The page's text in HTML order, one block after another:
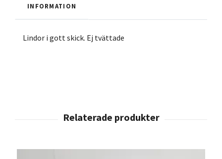
INFORMATION
Lindor i gott skick. Ej tvättade